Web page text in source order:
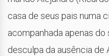
casa de seus pais numa
acompanhada apenas do
desculpa da ausência de